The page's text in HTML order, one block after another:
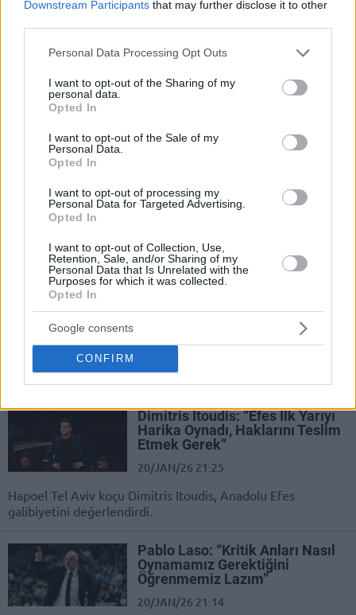
Downstream Participants that may further disclose it to other
Please note that this website/app uses one or more Google
not limited to your visit or usage behaviour. You may click to
grant or deny consent to Google and its third-party tags to
use your data for below specified purposes in below Google
consent section.
Personal Data Processing Opt Outs
I want to opt-out of the Sharing of my
personal data.
Opted In
I want to opt-out of the Sale of my
Personal Data.
Opted In
I want to opt-out of processing my
Personal Data for Targeted Advertising.
Opted In
I want to opt-out of Collection, Use,
Retention, Sale, and/or Sharing of my
Personal Data that Is Unrelated with the
Purposes for which it was collected.
Opted In
Google consents
CONFIRM
Hapoel GM’i: “Yazın Kadro
Kurarken Çok Zorlandık, Neyse
Hapoel Tel Aviv Genel Menajeri George Hinas, İsrail basınına
konuştu.
Hapoel Tel Aviv Başkanı,
26/JAN/26 08:53
Hapoel Tel Aviv başkanı Ofer Yannay, bu yıl sürekli
gündemde kalmak istiyor gibi.
Hapoel Tel Aviv Başkanı:
Onun Devri Kapandı”
Hapoel Tel Aviv başkanı Ofer Yannay, Partizan'ın durumu
hakkında konuştu.
Dimitris Itoudis: “Efes İlk Yarıyı
Harika Oynadı, Haklarını Teslim
Etmek Gerek”
20/JAN/26 21:25
Hapoel Tel Aviv koçu Dimitris Itoudis, Anadolu Efes
galibiyetini değerlendirdi.
Pablo Laso: “Kritik Anları Nasıl
Oynamamız Gerektiğini
Öğrenmemiz Lazım”
20/JAN/26 21:14